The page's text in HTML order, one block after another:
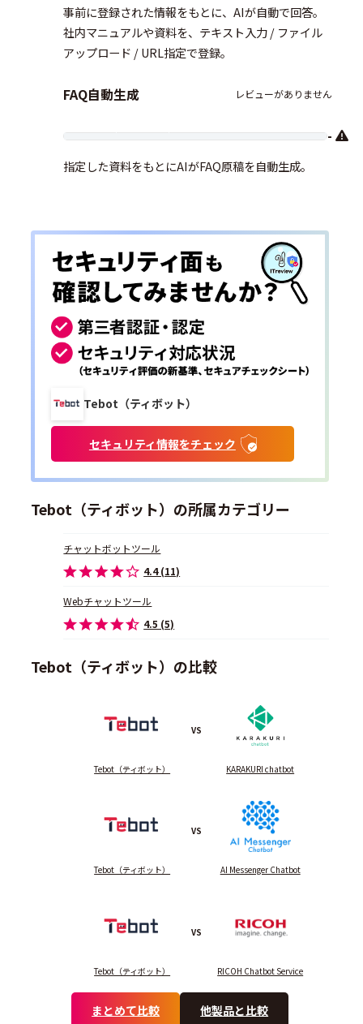
事前に登録された情報をもとに、AIが自動で回答。
社内マニュアルや資料を、テキスト入力 / ファイル
アップロード / URL指定で登録。
FAQ自動生成 レビューがありません
-
指定した資料をもとにAIがFAQ原稿を自動生成。
Tebot（ティボット）
セキュリティ情報をチェック
Tebot（ティボット）の所属カテゴリー
チャットボットツール
4.4 (11)
Webチャットツール
4.5 (5)
Tebot（ティボット）の比較
Tebot（ティボット）
VS
KARAKURI chatbot
Tebot（ティボット）
VS
AI Messenger Chatbot
Tebot（ティボット）
VS
RICOH Chatbot Service
まとめて比較 他製品と比較